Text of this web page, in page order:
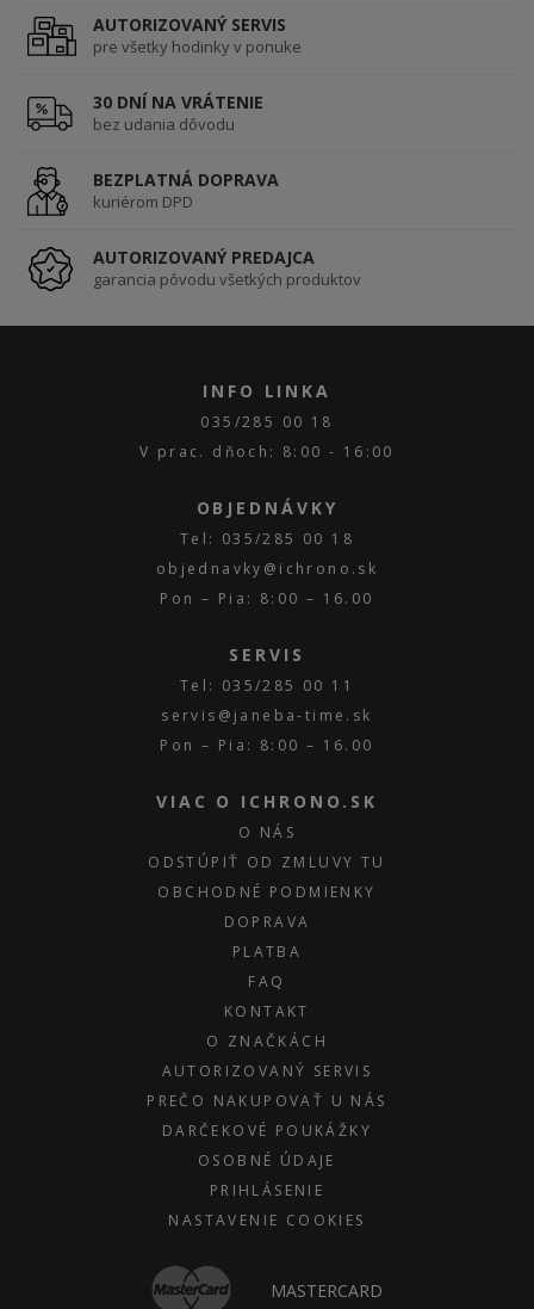
AUTORIZOVANÝ SERVIS
pre všetky hodinky v ponuke
30 DNÍ NA VRÁTENIE
bez udania dôvodu
BEZPLATNÁ DOPRAVA
kuriérom DPD
AUTORIZOVANÝ PREDAJCA
garancia pôvodu všetkých produktov
INFO LINKA
035/285 00 18
V prac. dňoch: 8:00 - 16:00
OBJEDNÁVKY
Tel: 035/285 00 18
objednavky@ichrono.sk
Pon – Pia: 8:00 – 16.00
SERVIS
Tel: 035/285 00 11
servis@janeba-time.sk
Pon – Pia: 8:00 – 16.00
VIAC O ICHRONO.SK
O NÁS
ODSTÚPIŤ OD ZMLUVY TU
OBCHODNÉ PODMIENKY
DOPRAVA
PLATBA
FAQ
KONTAKT
O ZNAČKÁCH
AUTORIZOVANÝ SERVIS
PREČO NAKUPOVAŤ U NÁS
DARČEKOVÉ POUKÁŽKY
OSOBNÉ ÚDAJE
PRIHLÁSENIE
NASTAVENIE COOKIES
MASTERCARD